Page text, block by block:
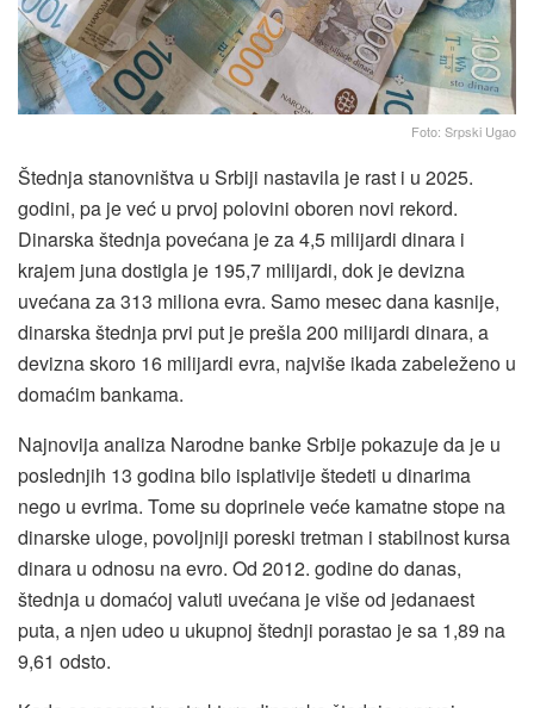
Foto: Srpski Ugao
Štednja stanovništva u Srbiji nastavila je rast i u 2025.
godini, pa je već u prvoj polovini oboren novi rekord.
Dinarska štednja povećana je za 4,5 milijardi dinara i
krajem juna dostigla je 195,7 milijardi, dok je devizna
uvećana za 313 miliona evra. Samo mesec dana kasnije,
dinarska štednja prvi put je prešla 200 milijardi dinara, a
devizna skoro 16 milijardi evra, najviše ikada zabeleženo u
domaćim bankama.
Najnovija analiza Narodne banke Srbije pokazuje da je u
poslednjih 13 godina bilo isplativije štedeti u dinarima
nego u evrima. Tome su doprinele veće kamatne stope na
dinarske uloge, povoljniji poreski tretman i stabilnost kursa
dinara u odnosu na evro. Od 2012. godine do danas,
štednja u domaćoj valuti uvećana je više od jedanaest
puta, a njen udeo u ukupnoj štednji porastao je sa 1,89 na
9,61 odsto.